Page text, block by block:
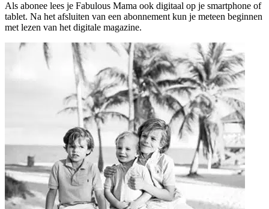
Als abonee lees je Fabulous Mama ook digitaal op je smartphone of
tablet. Na het afsluiten van een abonnement kun je meteen beginnen
met lezen van het digitale magazine.